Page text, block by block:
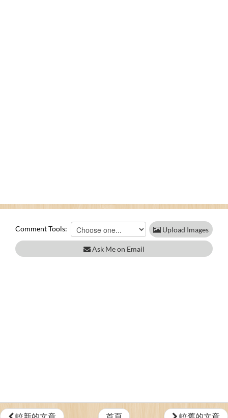
Comment Tools: Upload Images
Ask Me on Email